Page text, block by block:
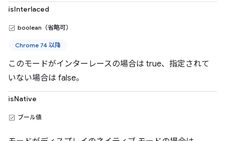
isInterlaced
boolean（省略可）
Chrome 74 以降
このモードがインターレースの場合は true、指定されて
いない場合は false。
isNative
ブール値